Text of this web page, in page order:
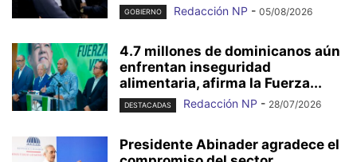
GOBIERNO Redacción NP - 05/08/2026
4.7 millones de dominicanos aún
enfrentan inseguridad
alimentaria, afirma la Fuerza...
DESTACADAS Redacción NP - 28/07/2026
Presidente Abinader agradece el